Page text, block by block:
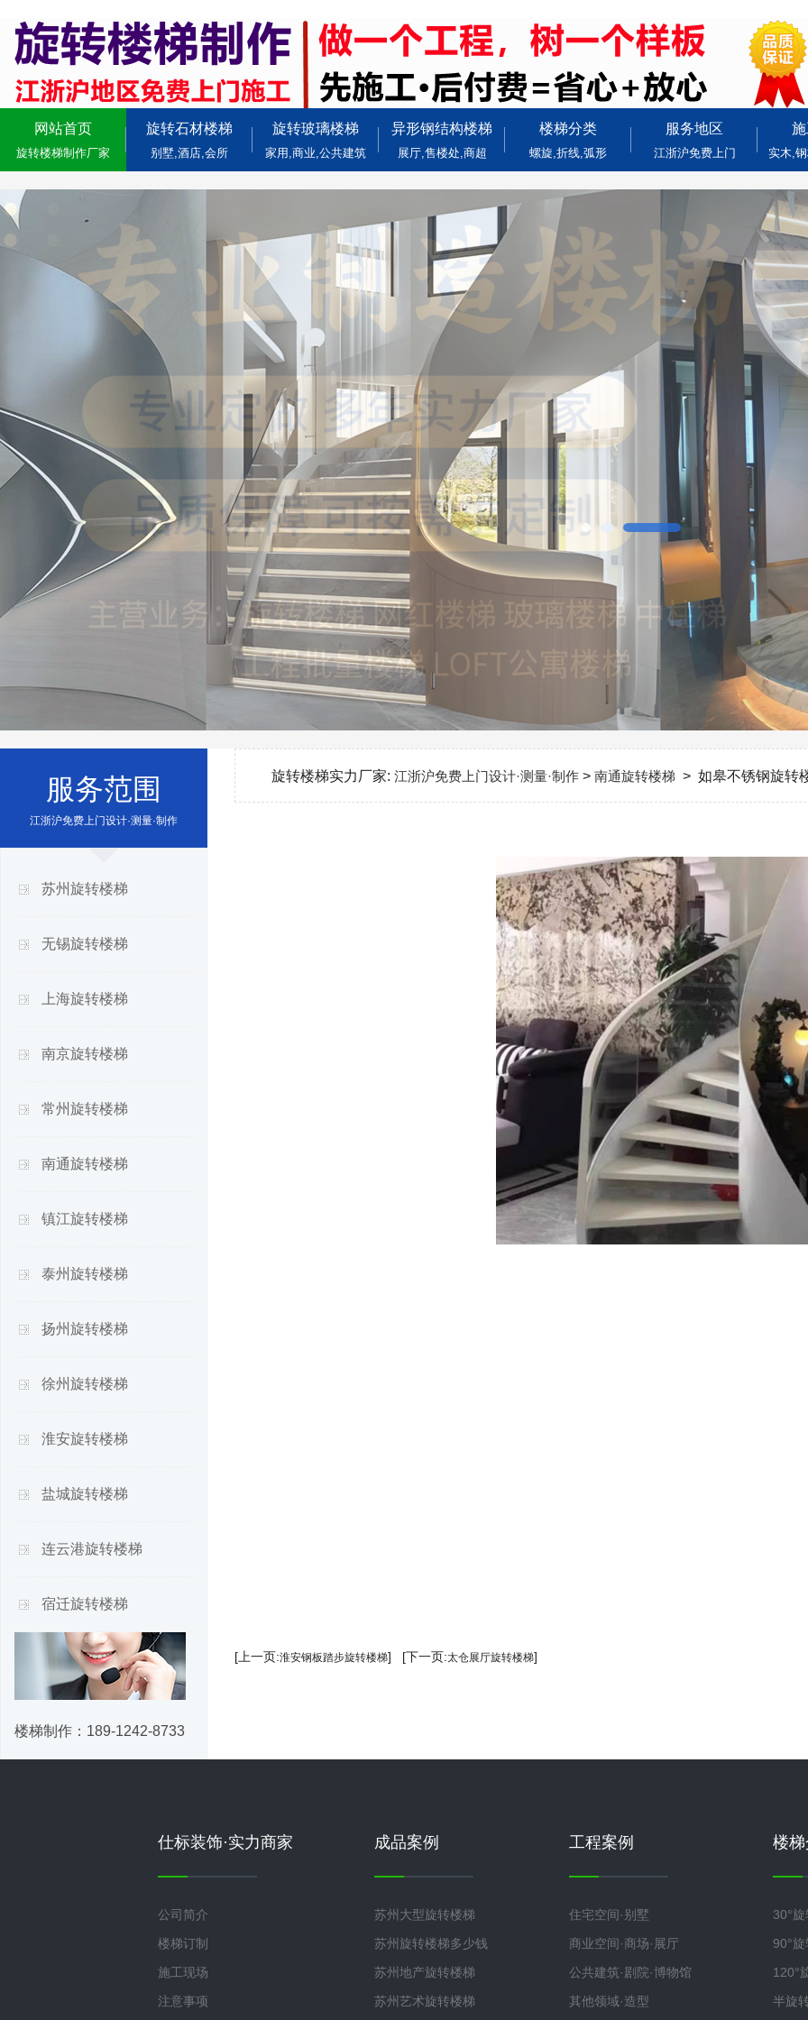
网站首页
旋转楼梯制作厂家
旋转石材楼梯
别墅,酒店,会所
旋转玻璃楼梯
家用,商业,公共建筑
异形钢结构楼梯
展厅,售楼处,商超
楼梯分类
螺旋,折线,弧形
服务地区
江浙沪免费上门 实木,
服务范围
江浙沪免费上门设计·测量·制作
苏州旋转楼梯
无锡旋转楼梯
上海旋转楼梯
南京旋转楼梯
常州旋转楼梯
南通旋转楼梯
镇江旋转楼梯
泰州旋转楼梯
扬州旋转楼梯
徐州旋转楼梯
淮安旋转楼梯
盐城旋转楼梯
连云港旋转楼梯
宿迁旋转楼梯
楼梯制作： 189-1242-8733
旋转楼梯实力厂家: 江浙沪免费上门设计·测量·制作 > 南通旋转楼梯 > 如皋不锈钢旋转
[上一页:淮安钢板踏步旋转楼梯] [下一页:太仓展厅旋转楼梯]
仕标装饰·实力商家
公司简介
楼梯订制
施工现场
注意事项
成品案例
苏州大型旋转楼梯
苏州旋转楼梯多少钱
苏州地产旋转楼梯
苏州艺术旋转楼梯
工程案例
住宅空间·别墅
商业空间·商场·展厅
公共建筑·剧院·博物馆
其他领域·造型
楼
30°
90°
120°
半旋